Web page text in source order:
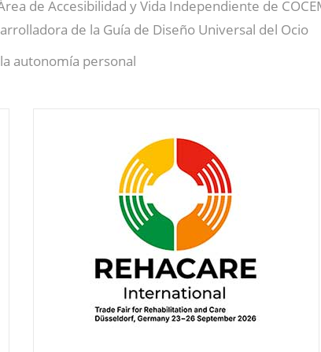
de Accesibilidad y Vida Independiente de
de la Guía de Diseño Universal del Ocio
autonomía personal